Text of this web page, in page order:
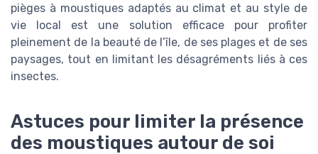
pièges à moustiques adaptés au climat et au style de
vie local est une solution efficace pour profiter
pleinement de la beauté de l’île, de ses plages et de ses
paysages, tout en limitant les désagréments liés à ces
insectes.
Astuces pour limiter la présence
des moustiques autour de soi